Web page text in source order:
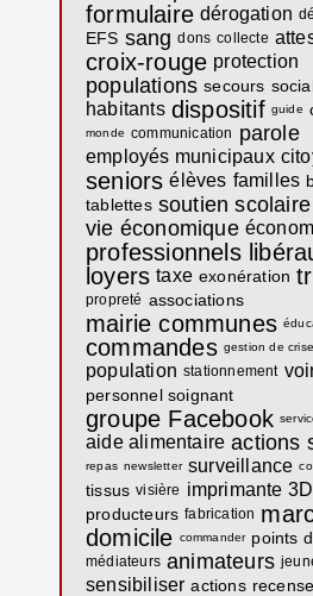
formulaire dérogation
EFS sang dons collecte
croix-rouge protection
populations secours
habitants dispositif guide
monde communication parole
employés municipaux
seniors élèves familles
tablettes soutien scolaire
vie économique
professionnels
loyers taxe exonération
propreté associations
mairie communes
commandes gestion de crise
population stationnement
personnel soignant
groupe Facebook
aide alimentaire actions
repas newsletter surveillance
tissus visière imprimante 3D
producteurs fabrication
domicile commander points
médiateurs animateurs
sensibiliser actions